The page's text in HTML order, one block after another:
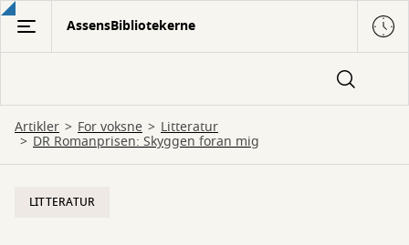
Gå
hovedindhold
AssensBibliotekerne
Artikler For voksne Litteratur
DR Romanprisen: Skyggen foran mig
LITTERATUR